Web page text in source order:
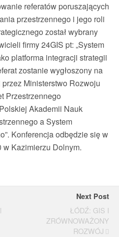
referatów poruszających
przestrzennego i jego roli
został wybrany
firmy 24GIS pt: „System
platforma integracji strategii
zostanie wygłoszony na
Ministerstwo Rozwoju
Przestrzennego
Akademii Nauk
a System
Konferencja odbędzie się w
Kazimierzu Dolnym.
Next Post
ŁÓDŹ: GIS I
ZRÓWNOWAŻONY
ROZWÓJ